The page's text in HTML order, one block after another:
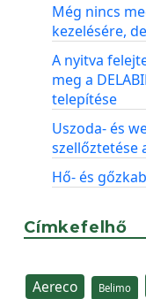
Még nincs
kezelésére,
A nyitva
meg a
telepítése
Uszoda- és
szellőztetése
Hő- és
Címkefelhő
Aereco Belimo